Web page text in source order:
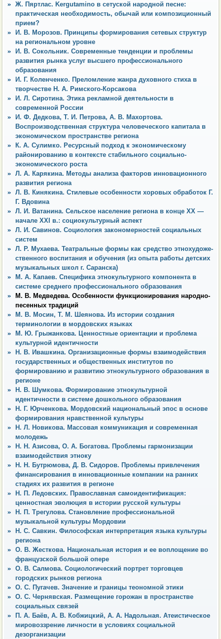
Ж. Пяртлас. Kergutamino в сетуской народной песне:
практическая необходимость, обычай или композиционный
прием?
И. В. Морозов. Принципы формирования сетевых структур
на региональном уровне
И. В. Сокольник. Современные тенденции и проблемы
развития рынка услуг высшего профессионального
образования
И. Г. Коленченко. Преломление жанра духовного стиха в
творчестве Н. А. Римского-Корсакова
И. Л. Сиротина. Этика рекламной деятельности в
современной России
И. Ф. Дедкова, Т. И. Петрова, А. В. Махортова.
Воспроизводственная структура человеческого капитала в
экономическом пространстве региона
К. А. Сулимко. Ресурсный подход к экономическому
районированию в контексте стабильного социально-
экономического роста
Л. А. Карякина. Методы анализа факторов инновационного
развития региона
Л. В. Кинякина. Стилевые особенности хоровых обработок Г.
Г. Вдовина
Л. И. Ватанина. Сельское население региона в конце XX —
начале XXI в.: социокультурный аспект
Л. И. Савинов. Социология закономерностей социальных
систем
Л. Р. Мухаева. Театральные формы как средство этнохудоже-
ственного воспитания и обучения (из опыта работы детских
музыкальных школ г. Саранска)
М. А. Капаев. Специфика этнокультурного компонента в
системе среднего профессионального образования
М. В. Медведева. Особенности функционирования народно-
песенных традиций
М. В. Мосин, Т. М. Шеянова. Из истории создания
терминологии в мордовских языках
М. Ю. Грыжанкова. Ценностные ориентации и проблема
культурной идентичности
Н. В. Ивашкина. Организационные формы взаимодействия
государственных и общественных институтов по
формированию и развитию этнокультурного образования в
регионе
Н. В. Шумкова. Формирование этнокультурной
идентичности в системе дошкольного образования
Н. Г. Юрченкова. Мордовский национальный эпос в основе
формирования нравственной культуры
Н. Л. Новикова. Массовая коммуникация и современная
молодежь
Н. Н. Азисова, О. А. Богатова. Проблемы гармонизации
взаимодействия этноку
Н. Н. Бутрюмова, Д. В. Сидоров. Проблемы привлечения
финансирования в инновационные компании на ранних
стадиях их развития в регионе
Н. П. Ледовских. Православная самоидентификация:
ценностная эволюция в истории русской культуры
Н. П. Трегулова. Становление профессиональной
музыкальной культуры Мордовии
Н. С. Савкин. Философская интерпретация языка культуры
региона
О. В. Жесткова. Национальная история и ее воплощение во
французской большой опере
О. В. Салмова. Социологический портрет торговцев
городских рынков региона
О. С. Пугачев. Значение и границы теономной этики
О. С. Чернявская. Размещение горожан в пространстве
социальных связей
П. А. Баёв, А. В. Кобжицкий, А. А. Надольная. Атеистическое
мировоззрение личности в условиях социальной
дезорганизации